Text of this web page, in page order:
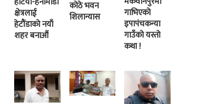
क्षेत्रलाई
हेटौंडाको नयाँ
शहर बनाऔं
कोठे भवन
शिलान्यास
गाभिएको
इपापंचकन्या
गाउँको यस्तो
कथा !